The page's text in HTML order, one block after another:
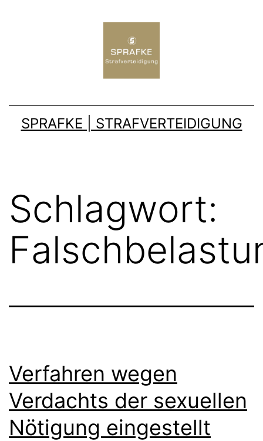
SPRAFKE | STRAFVERTEIDIGUNG
Schlagwort:
Verfahren wegen
Verdachts der sexuellen
Nötigung eingestellt